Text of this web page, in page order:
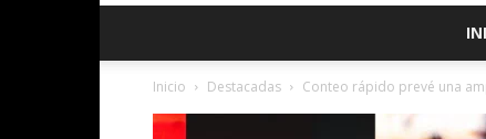
Inicio Destacadas Conteo rápido prevé una